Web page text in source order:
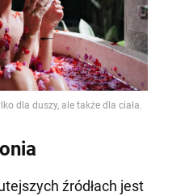
źródłach jest